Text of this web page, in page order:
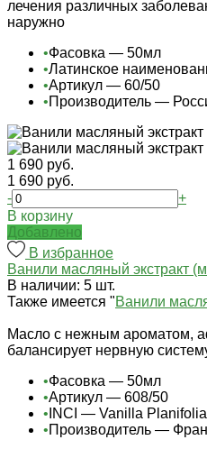
лечения различных
наружно
•Фасовка — 50мл
•Латинское
•Артикул — 60/50
•Производитель —
1 690 руб.
1 690 руб.
-
+
В корзину
Добавлено
В избранное
Ванили масляный экстракт
В наличии: 5 шт.
Также имеется "Ванили
Масло с нежным ароматом,
балансирует нервную
•Фасовка — 50мл
•Артикул — 608/50
• INCI — Vanilla Planifolia
•Производитель —